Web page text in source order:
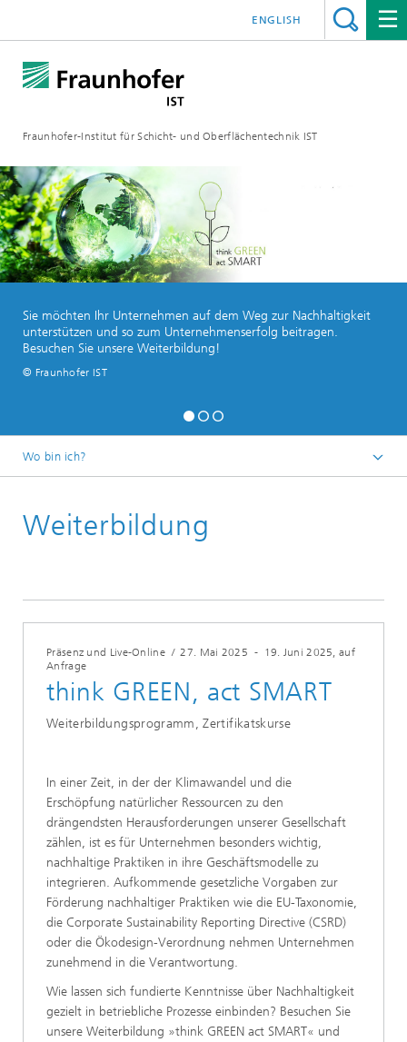
Fraunhofer-Institut für Schicht- und Oberflächentechnik IST
ENGLISH
Sie möchten Ihr Unternehmen auf dem Weg zur Nachhaltigkeit
unterstützen und so zum Unternehmenserfolg beitragen.
Besuchen Sie unsere Weiterbildung!
© Fraunhofer IST
Wo bin ich?
Veranstaltungen
Weiterbildung
Präsenz und Live-Online/27. Mai 2025 - 19. Juni 2025, auf
Anfrage
think GREEN, act SMART
Weiterbildungsprogramm, Zertifikatskurse
In einer Zeit, in der der Klimawandel und die
Erschöpfung natürlicher Ressourcen zu den
drängendsten Herausforderungen unserer Gesellschaft
zählen, ist es für Unternehmen besonders wichtig,
nachhaltige Praktiken in ihre Geschäftsmodelle zu
integrieren. Aufkommende gesetzliche Vorgaben zur
Förderung nachhaltiger Praktiken wie die EU-Taxonomie,
die Corporate Sustainability Reporting Directive (CSRD)
oder die Ökodesign-Verordnung nehmen Unternehmen
zunehmend in die Verantwortung.
Wie lassen sich fundierte Kenntnisse über Nachhaltigkeit
gezielt in betriebliche Prozesse einbinden? Besuchen Sie
unsere Weiterbildung »think GREEN act SMART« und